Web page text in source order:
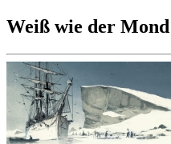
Weiß wie der Mond